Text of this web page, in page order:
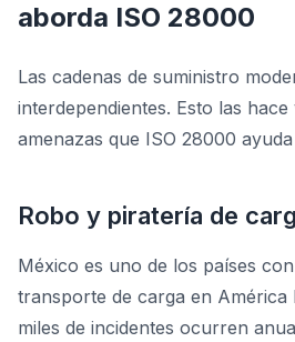
aborda ISO 28000
Las cadenas de suministro
interdependientes. Esto las
amenazas que ISO 28000
Robo y piratería de
México es uno de los países
transporte de carga en América
miles de incidentes ocurren